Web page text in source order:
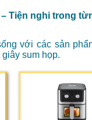
Tiện nghi trong
với các sản
sum họp.